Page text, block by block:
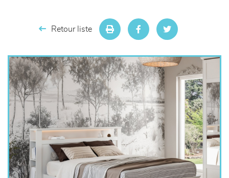
décoration
Retour liste